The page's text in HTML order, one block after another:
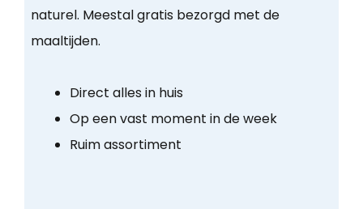
naturel. Meestal gratis bezorgd met de
maaltijden.
Direct alles in huis
Op een vast moment in de week
Ruim assortiment